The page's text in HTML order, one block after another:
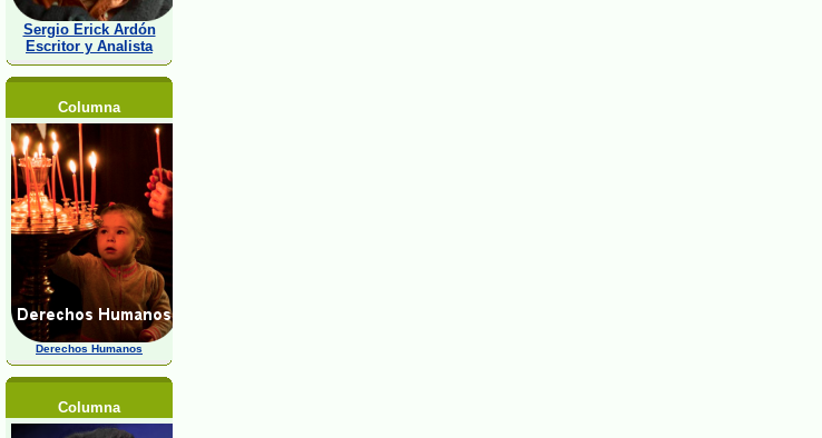
Sergio Erick Ardón
Escritor y Analista
Columna
Derechos Humanos
Columna